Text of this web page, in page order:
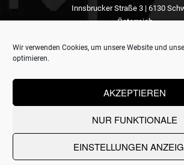
Wir verwenden Cookies, um unsere Website und
optimieren.
AKZEPTIEREN
NUR FUNKTIONALE
EINSTELLUNGEN
Innsbrucker Straße 3 | 6130
Österreich